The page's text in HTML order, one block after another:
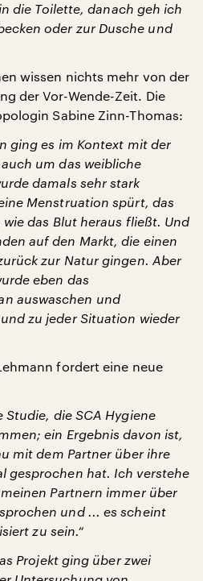
die Toilette, danach geh ich
oder zur Dusche und
wissen nichts mehr von der
der Vor-Wende-Zeit. Die
Sabine Zinn-Thomas:
ging es im Kontext mit der
um das weibliche
damals sehr stark
Menstruation spürt, das
das Blut heraus fließt. Und
auf den Markt, die einen
zur Natur gingen. Aber
eben das
auswaschen und
zu jeder Situation wieder
fordert eine neue
Studie, die SCA Hygiene
ein Ergebnis davon ist,
mit dem Partner über ihre
gesprochen hat. Ich verstehe
Partnern immer über
und ... es scheint
zu sein.“
Projekt ging über zwei